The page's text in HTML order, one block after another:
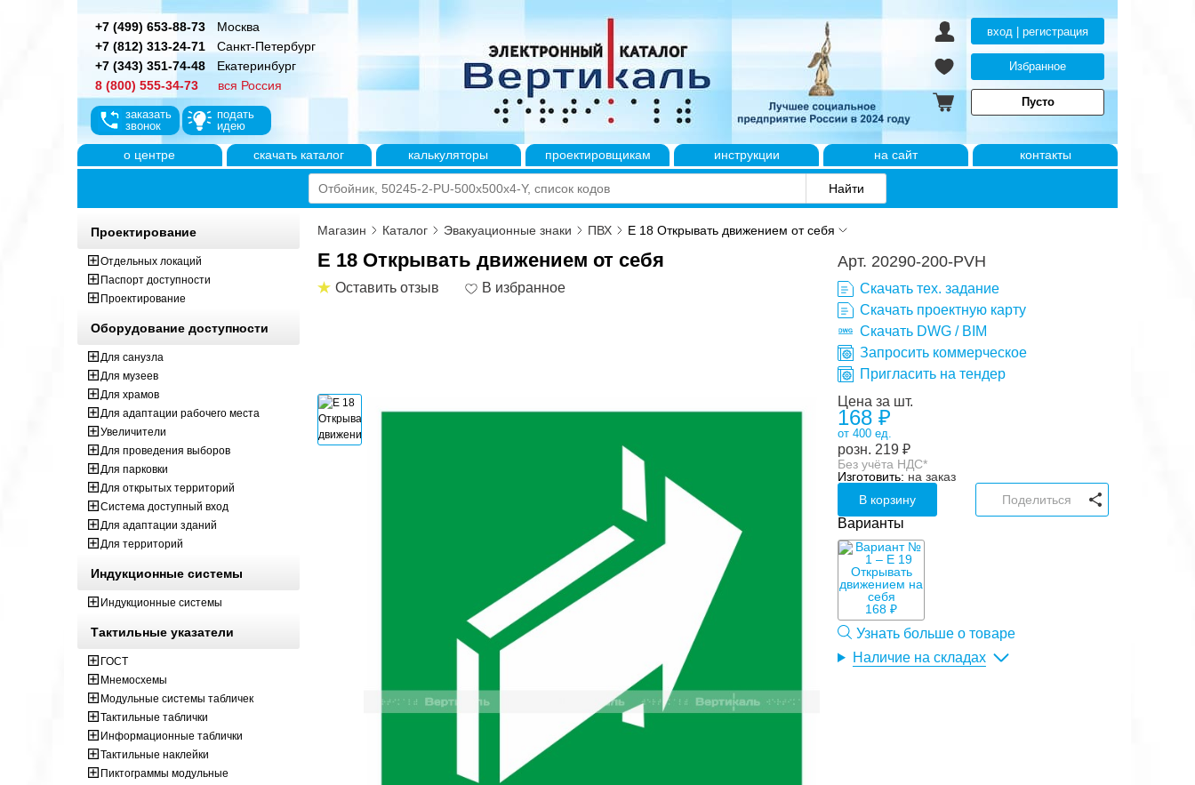
+7 (499) 653-88-73
Москва
+7 (812) 313-24-71
Санкт-Петербург
+7 (343) 351-74-48
Екатеринбург
8 (800) 555-34-73
вся Россия
заказать
звонок
подать
идею
вход | регистрация
Избранное
Пусто
о центре скачать каталог калькуляторы проектировщикам инструкции на сайт контакты
Магазин Каталог Эвакуационные знаки ПВХ E 18 Открывать движением от себя
E 18 Открывать движением от себя
Оставить отзыв
Арт. 20290-200-PVH
Скачать тех. задание
Скачать проектную карту
Скачать DWG / BIM
Запросить коммерческое
Пригласить на тендер
Цена за шт.
168 ₽
от 400 ед.
розн. 219 ₽
Без учёта НДС*
Изготовить: на заказ
В корзину
Поделиться
Варианты
168 ₽
Узнать больше о товаре
Наличие на складах
Проектирование
Отдельных локаций
Паспорт доступности
Проектирование
Оборудование доступности
Для санузла
Для музеев
Для храмов
Для адаптации рабочего места
Увеличители
Для проведения выборов
Для парковки
Для открытых территорий
Система доступный вход
Для адаптации зданий
Для территорий
Индукционные системы
Индукционные системы
Тактильные указатели
ГОСТ
Мнемосхемы
Модульные системы табличек
Тактильные таблички
Информационные таблички
Тактильные наклейки
Пиктограммы модульные